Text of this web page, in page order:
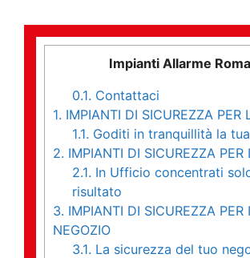
Impianti Allarme Roma
0.1. Contattaci
1. IMPIANTI DI SICUREZZA PER
1.1. Goditi in tranquillità la
2. IMPIANTI DI SICUREZZA PER
2.1. In Ufficio concentrati
risultato
3. IMPIANTI DI SICUREZZA PER
NEGOZIO
3.1. La sicurezza del tuo